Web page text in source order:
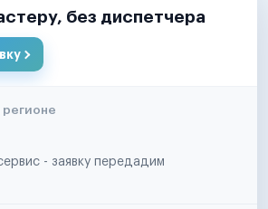
без диспетчера
- заявку передадим